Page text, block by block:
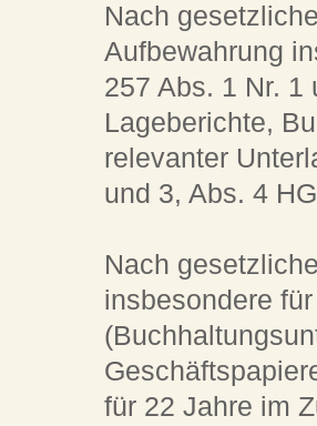
Nach
Aufbewahrung
257 Abs. 1 Nr. 1
Lageberichte,
relevanter
und 3, Abs. 4
Nach
insbesondere
für 22 Jahre im